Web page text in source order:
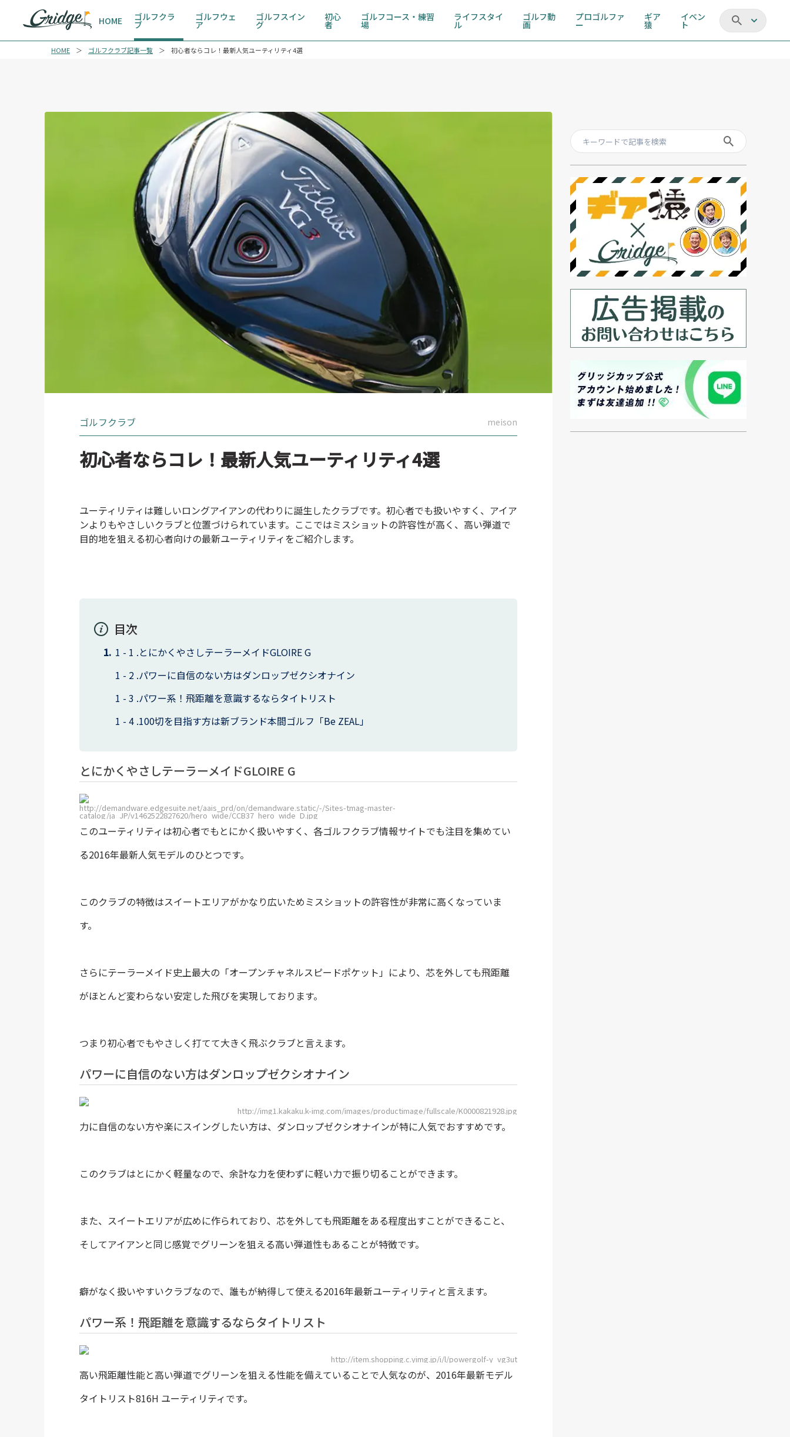
HOME ゴルフクラ
ブ
ゴルフウェ
ア
ゴルフスイン
グ
初心
者
ゴルフコース・練習
場
ライフスタイ
ル
ゴルフ動
画
プロゴルファ
ー
ギア
猿
イベン
ト
HOME ゴルフクラブ記事一覧 初心者ならコレ！最新人気ユーティリティ4選
ゴルフクラブ meison
初心者ならコレ！最新人気ユーティリティ4選
ユーティリティは難しいロングアイアンの代わりに誕生したクラブです。初心者でも扱いやすく、アイア
ンよりもやさしいクラブと位置づけられています。ここではミスショットの許容性が高く、高い弾道で
目的地を狙える初心者向けの最新ユーティリティをご紹介します。
目次
とにかくやさしテーラーメイドGLOIRE G
パワーに自信のない方はダンロップゼクシオナイン
パワー系！飛距離を意識するならタイトリスト
100切を目指す方は新ブランド本間ゴルフ「Be ZEAL」
とにかくやさしテーラーメイドGLOIRE G
http://demandware.edgesuite.net/aais_prd/on/demandware.static/-/Sites-tmag-master-
catalog/ja_JP/v1462522827620/hero_wide/CCB37_hero_wide_D.jpg
このユーティリティは初心者でもとにかく扱いやすく、各ゴルフクラブ情報サイトでも注目を集めてい
る2016年最新人気モデルのひとつです。
このクラブの特徴はスイートエリアがかなり広いためミスショットの許容性が非常に高くなっていま
す。
さらにテーラーメイド史上最大の「オープンチャネルスピードポケット」により、芯を外しても飛距離
がほとんど変わらない安定した飛びを実現しております。
つまり初心者でもやさしく打てて大きく飛ぶクラブと言えます。
パワーに自信のない方はダンロップゼクシオナイン
http://img1.kakaku.k-img.com/images/productimage/fullscale/K0000821928.jpg
力に自信のない方や楽にスイングしたい方は、ダンロップゼクシオナインが特に人気でおすすめです。
このクラブはとにかく軽量なので、余計な力を使わずに軽い力で振り切ることができます。
また、スイートエリアが広めに作られており、芯を外しても飛距離をある程度出すことができること、
そしてアイアンと同じ感覚でグリーンを狙える高い弾道性もあることが特徴です。
癖がなく扱いやすいクラブなので、誰もが納得して使える2016年最新ユーティリティと言えます。
パワー系！飛距離を意識するならタイトリスト
http://item.shopping.c.yimg.jp/i/l/powergolf-y_vg3ut
高い飛距離性能と高い弾道でグリーンを狙える性能を備えていることで人気なのが、2016年最新モデル
タイトリスト816H ユーティリティです。